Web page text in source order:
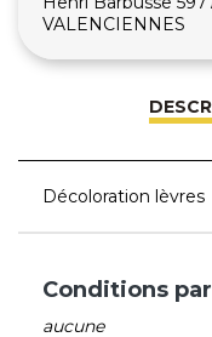
VALENCIENNES
Décoloration lèvres
Conditions
aucune